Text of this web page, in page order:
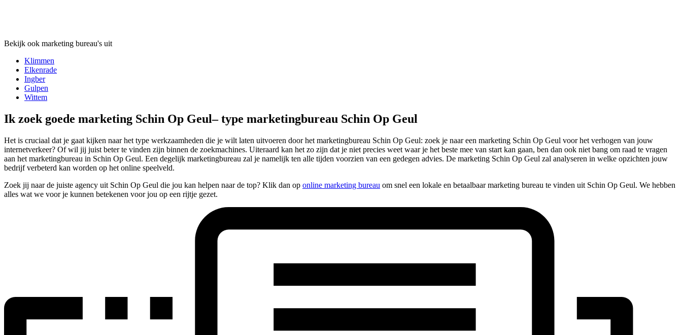
Bekijk ook marketing bureau's uit
Klimmen
Elkenrade
Ingber
Gulpen
Wittem
Ik zoek goede marketing Schin Op Geul– type marketingbureau Schin Op Geul
Het is cruciaal dat je gaat kijken naar het type werkzaamheden die je wilt laten uitvoeren door het marketingbureau Schin Op Geul: zoek je naar een marketing Schin Op Geul voor het verhogen van jouw
internetverkeer? Of wil jij juist beter te vinden zijn binnen de zoekmachines. Uiteraard kan het zo zijn dat je niet precies weet waar je het beste mee van start kan gaan, ben dan ook niet bang om raad te vragen
aan het marketingbureau in Schin Op Geul. Een degelijk marketingbureau zal je namelijk ten alle tijden voorzien van een gedegen advies. De marketing Schin Op Geul zal analyseren in welke opzichten jouw
bedrijf verbeterd kan worden op het online speelveld.
Zoek jij naar de juiste agency uit Schin Op Geul die jou kan helpen naar de top? Klik dan op online marketing bureau om snel een lokale en betaalbaar marketing bureau te vinden uit Schin Op Geul. We hebben
alles wat we voor je kunnen betekenen voor jou op een rijtje gezet.